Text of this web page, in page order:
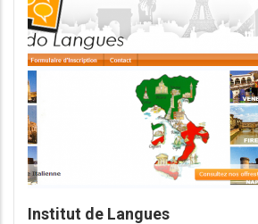
Institut de Langues